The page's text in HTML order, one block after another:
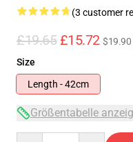
(3 customer
£19.65 £15.72 $19.90
Size
Length - 42cm
Größentabelle